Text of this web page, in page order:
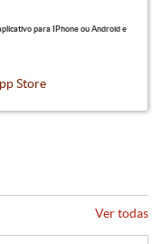
para IPhone ou Android e
Store
Ver todas